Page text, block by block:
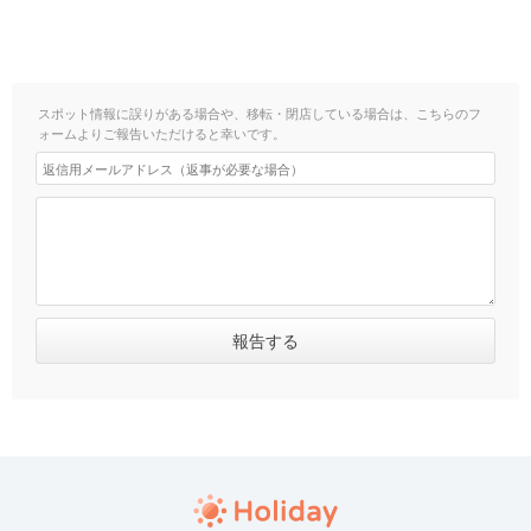
スポット情報に誤りがある場合や、移転・閉店している場合は、こちらのフ
ォームよりご報告いただけると幸いです。